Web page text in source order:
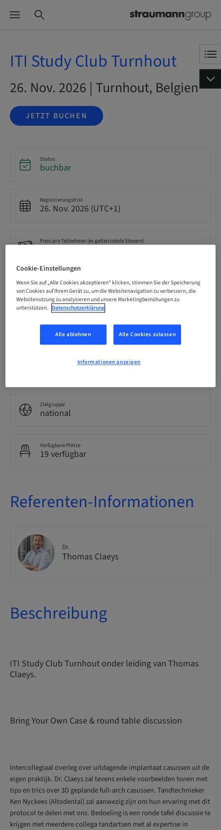
ITI Study Club Turnhout
26. Nov. 2026 | Turnhout, Belgien
JETZT BUCHEN
Status
buchbar
Registrierungsfrist
26. Nov. 2026 (UTC+1)
Preis pro Teilnehmer (es gelten lokale Steuern)
Sprache
Niederländisch
Punkte
0.00 Punkte
Bereitstellungsmethode
Zielgruppe
national
Verfügbare Plätze
19 verfügbar
Referenten-Informationen
Dr.
Thomas Claeys
Beschreibung
ITI Study Club Turnhout onder leiding van Thomas
Claeys.
Bring Your Own Case & round table discussion
Intercollegiaal overleg over uitdagende implantaat casussen uit de
eigen praktijk. Dr. Claeys zal tevens enkele voorbeelden tonen met
tips en trics over 3D geplande full-arch casussen. Tandtechnieker
Ken Nyckees (Altodental) zal aanwezig zijn om hun ervaring met dit
protocol te delen met ons. Bedoeling is een ronde tafel discussie te
krijgen met meerdere collega tandartsen met al expertise in
Cookie-Einstellungen
Wenn Sie auf „Alle Cookies akzeptieren“ klicken, stimmen Sie der Speicherung
von Cookies auf Ihrem Gerät zu, um die Websitenavigation zu verbessern, die
Websitenutzung zu analysieren und unsere Marketingbemühungen zu
unterstützen. Datenschutzerklärung
Alle ablehnen Alle Cookies zulassen
Informationen anzeigen